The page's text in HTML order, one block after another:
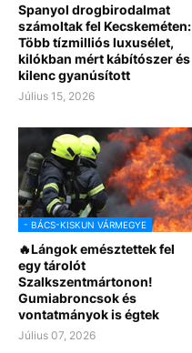
Spanyol drogbirodalmat
számoltak fel Kecskeméten:
Több tízmilliós luxusélet,
kilókban mért kábítószer és
kilenc gyanúsított
Július 15, 2026
- BÁCS-KISKUN VÁRMEGYE
🔥Lángok emésztettek fel
egy tárolót
Szalkszentmártonon!
Gumiabroncsok és
vontatmányok is égtek
Július 07, 2026